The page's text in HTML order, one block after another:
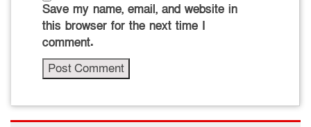
Save my name, email, and website in
this browser for the next time I
comment.